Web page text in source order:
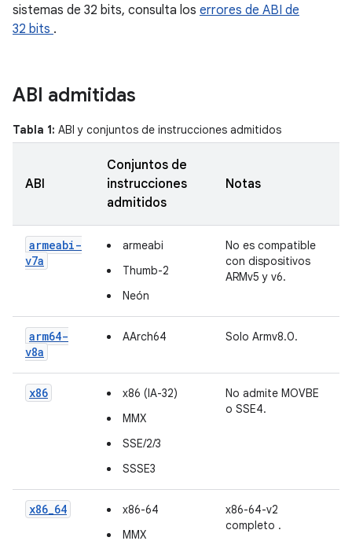
sistemas de 32 bits, consulta los errores de ABI de
32 bits .
ABI admitidas
Tabla 1: ABI y conjuntos de instrucciones admitidos
ABI
Conjuntos de
instrucciones
admitidos
Notas
armeabi-
v7a
armeabi
Thumb-2
Neón
No es compatible
con dispositivos
ARMv5 y v6.
arm64-
v8a
AArch64 Solo Armv8.0.
x86
x86 (IA-32)
MMX
SSE/2/3
SSSE3
No admite MOVBE
o SSE4.
x86_64
x86-64
MMX
x86-64-v2
completo .